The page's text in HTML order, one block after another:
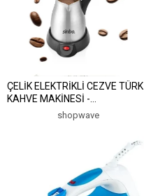
ÇELİK ELEKTRİKLİ CEZVE TÜRK
KAHVE MAKİNESİ -
5FİNCAN=400ML 360°
KABLOSUZ KULLANIM
shopwave